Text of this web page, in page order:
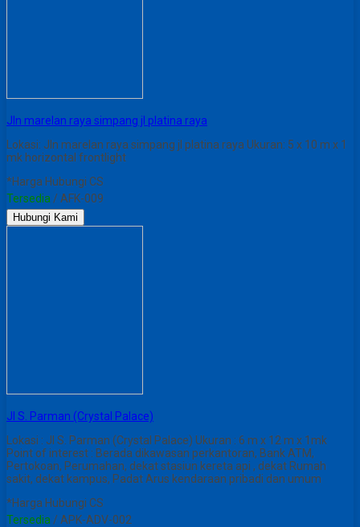
JIn marelan raya simpang jl platina raya
Lokasi: JIn marelan raya simpang jl platina raya Ukuran: 5 x 10 m x 1
mk horizontal frontlight
*Harga Hubungi CS
Tersedia / AFK-009
Hubungi Kami
JI S. Parman (Crystal Palace)
Lokasi : JI S. Parman (Crystal Palace) Ukuran : 6 m x 12 m x 1mk
Point of interest : Berada dikawasan perkantoran, Bank ATM,
Pertokoan, Perumahan, dekat stasiun kereta api , dekat Rumah
sakit, dekat kampus, Padat Arus kendaraan pribadi dan umum
*Harga Hubungi CS
Tersedia / APK-ADV-002